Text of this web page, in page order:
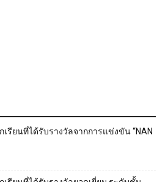
รียนที่ได้รับรางวัลจากการแข่งขัน “NAN